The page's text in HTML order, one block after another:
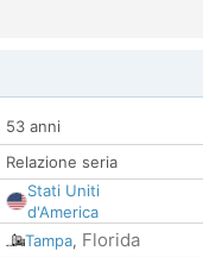
53 anni
Relazione seria
Stati Uniti
d'America
Tampa, Florida